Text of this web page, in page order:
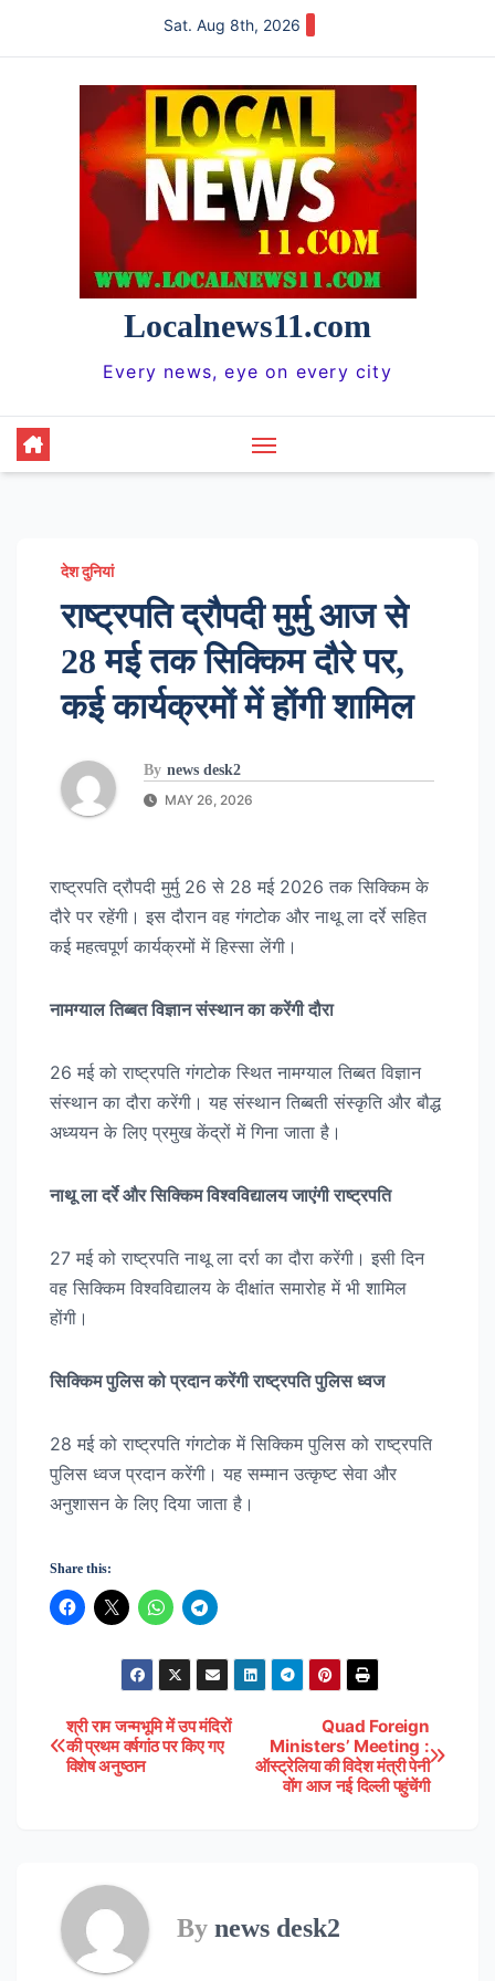
Sat. Aug 8th, 2026
Localnews11.com
Every news, eye on every city
देश दुनियां
राष्ट्रपति द्रौपदी मुर्मु आज से
28 मई तक सिक्किम दौरे पर,
कई कार्यक्रमों में होंगी शामिल
By news desk2
MAY 26, 2026
राष्ट्रपति द्रौपदी मुर्मु 26 से 28 मई 2026 तक सिक्किम के
दौरे पर रहेंगी। इस दौरान वह गंगटोक और नाथू ला दर्रे सहित
कई महत्वपूर्ण कार्यक्रमों में हिस्सा लेंगी।
नामग्याल तिब्बत विज्ञान संस्थान का करेंगी दौरा
26 मई को राष्ट्रपति गंगटोक स्थित नामग्याल तिब्बत विज्ञान
संस्थान का दौरा करेंगी। यह संस्थान तिब्बती संस्कृति और बौद्ध
अध्ययन के लिए प्रमुख केंद्रों में गिना जाता है।
नाथू ला दर्रे और सिक्किम विश्वविद्यालय जाएंगी राष्ट्रपति
27 मई को राष्ट्रपति नाथू ला दर्रा का दौरा करेंगी। इसी दिन
वह सिक्किम विश्वविद्यालय के दीक्षांत समारोह में भी शामिल
होंगी।
सिक्किम पुलिस को प्रदान करेंगी राष्ट्रपति पुलिस ध्वज
28 मई को राष्ट्रपति गंगटोक में सिक्किम पुलिस को राष्ट्रपति
पुलिस ध्वज प्रदान करेंगी। यह सम्मान उत्कृष्ट सेवा और
अनुशासन के लिए दिया जाता है।
Share this:
Post
navigation
Quad Foreign
Ministers’ Meeting :
ऑस्ट्रेलिया की विदेश मंत्री पेनी
वोंग आज नई दिल्ली पहुंचेंगी
श्री राम जन्मभूमि में उप मंदिरों
की प्रथम वर्षगांठ पर किए गए
विशेष अनुष्ठान
By news desk2